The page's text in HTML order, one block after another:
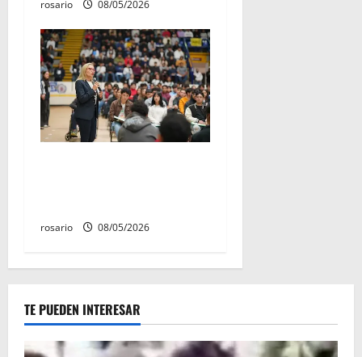
rosario 08/05/2026
rosario 08/05/2026
TE PUEDEN INTERESAR